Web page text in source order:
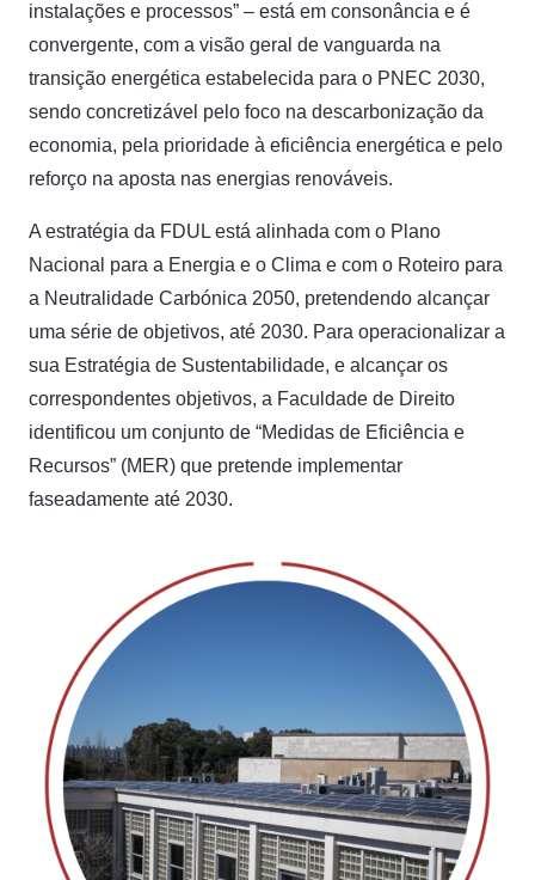
instalações e processos” – está em consonância e é
convergente, com a visão geral de vanguarda na
transição energética estabelecida para o PNEC 2030,
sendo concretizável pelo foco na descarbonização da
economia, pela prioridade à eficiência energética e pelo
reforço na aposta nas energias renováveis.
A estratégia da FDUL está alinhada com o Plano
Nacional para a Energia e o Clima e com o Roteiro para
a Neutralidade Carbónica 2050, pretendendo alcançar
uma série de objetivos, até 2030. Para operacionalizar a
sua Estratégia de Sustentabilidade, e alcançar os
correspondentes objetivos, a Faculdade de Direito
identificou um conjunto de “Medidas de Eficiência e
Recursos” (MER) que pretende implementar
faseadamente até 2030.